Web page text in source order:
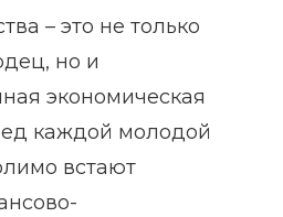
– это не только
но и
экономическая
каждой молодой
встают